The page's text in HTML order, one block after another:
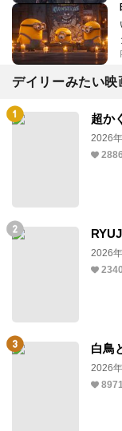
デイリーみたい
超か
2026
2886
2026
2340
白鳥
2026
8971